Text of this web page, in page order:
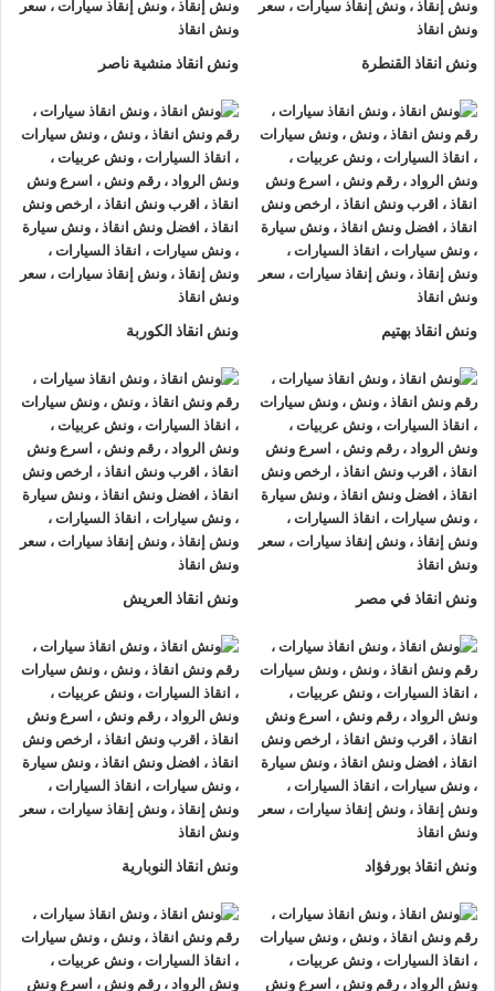
فور الحاجة مع الحفاظ على سلامة سيارتك وتوفير الوقت والجهد.
افضل ونش انقاذ
احد اهم مخاوف العملاء عند طلب ونش انقاذ هو التاكد من ان هيكل
السيارة لن يتعرض لاي خدش او تلف اثناءنقل السيارةلذلكونش
انقاذ الرواد يولي اهتمام بالغ لتوفير خدماتانقاذ سيارات امنة
بالكامل.
جميع عملياتانقاذ السياراتونقل السياراتتتم باستخدام احدث
معداتانقاذ السيارات
كما نمتلك فريق من السائقين و الوناشين
المدربين جيدا على التعامل مع مختلف اوضاع المركبات بمختلف
احجامها و انواعها، سواء كانت سيارات سيدان او سيارات فاخرة او
شاحنات كبيرة لضمان سلامة هيكل السيارة اثناء نقل السيارة إلى
الوجهة المطلوبة.
ارخص ونش أنقاذ، اسرع ونش أنقاذ، افضل ونش انقاذ، اقرب ونش انقاذ، انقاذ
السيارات، اوناش انقاذ السيارات، تليفون ونش أنقاذ، تليفون ونش أنقاذ
سيارات، رقم ونش أنقاذ، رقم ونش أنقاذ سيارات، ريكفري، ونش، ونش أنقاذ
سيارات، ونش إنقاذ، ونش انقاذ طريق، ونش سيارات، ونش عربيات، ونش نقل
سيارات،
ونش انقاذ سريع
السرعة في خدماتانقاذ السيارات هي عنصر حاسم لذلكونش
انقاذ الرواديوفر خدمةانقاذ سياراتو استجابة فورية سريعة تمكن
العملاء من الحصول على
ونش انقاذ سياراتخلال دقائق قليلة من
ونش انقاذ القنطرة ونش انقاذ منشية ناصر
ونش انقاذ بهتيم ونش انقاذ الكوربة
ونش انقاذ في مصر ونش انقاذ العريش
ونش انقاذ بورفؤاد ونش انقاذ النوبارية